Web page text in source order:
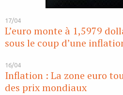
17/04
L’euro monte à 1,5979
sous le coup d’une
16/04
Inflation : La zone euro
des prix mondiaux